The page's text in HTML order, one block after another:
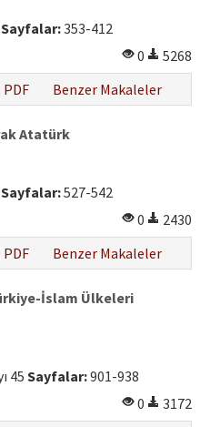
Sayfalar:353-412
0
5268
PDF Benzer Makaleler
Atatürk
Sayfalar:527-542
0
2430
PDF Benzer Makaleler
İslam Ülkeleri
45 Sayfalar:901-938
0
3172